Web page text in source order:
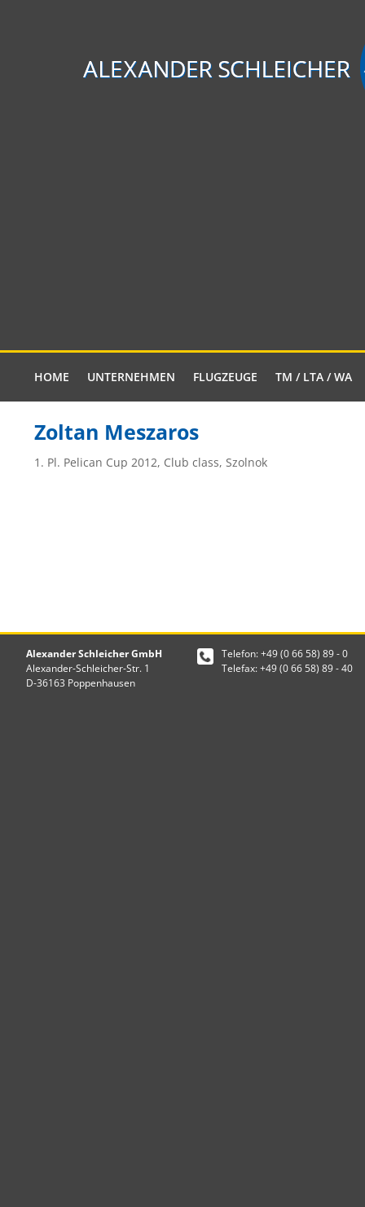
HOME UNTERNEHMEN FLUGZEUGE TM / LTA / WA
Zoltan Meszaros
1. Pl. Pelican Cup 2012, Club class, Szolnok
Alexander Schleicher GmbH
Alexander-Schleicher-Str. 1
D-36163 Poppenhausen
Telefon: +49 (0 66 58) 89 - 0
Telefax: +49 (0 66 58) 89 - 40